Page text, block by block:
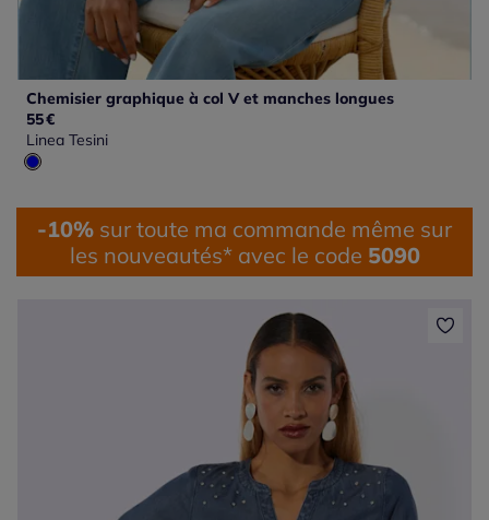
Chemisier graphique à col V et manches longues
55€
Linea Tesini
-10% sur toute ma commande même sur
les nouveautés* avec le code 5090